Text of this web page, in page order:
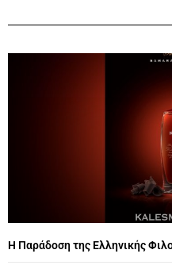
Η Παράδοση της Ελληνικής